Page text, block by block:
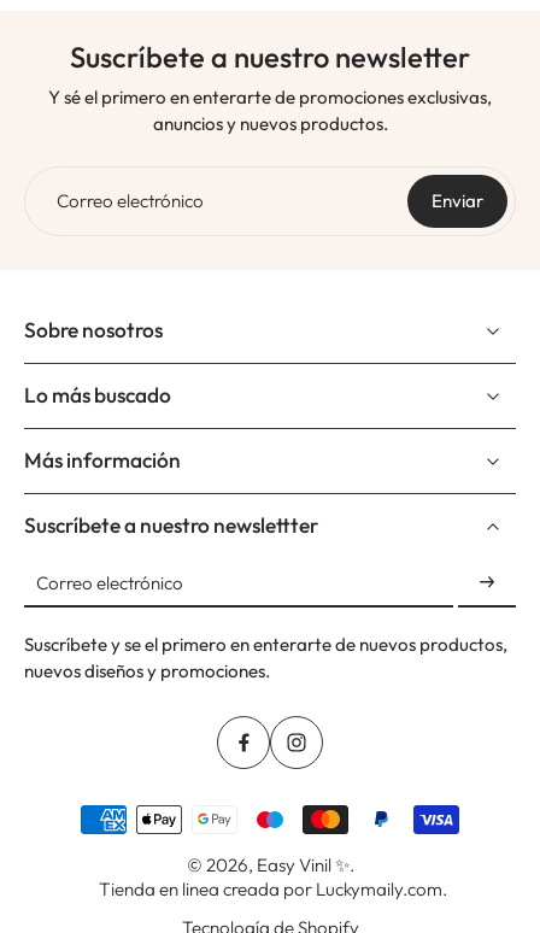
Suscríbete a nuestro newsletter
Y sé el primero en enterarte de promociones exclusivas,
anuncios y nuevos productos.
Correo electrónico Enviar
Sobre nosotros
Lo más buscado
Más información
Suscríbete a nuestro newslettter
Correo electrónico
Suscríbete y se el primero en enterarte de nuevos productos,
nuevos diseños y promociones.
© 2026, Easy Vinil ✨.
Tienda en linea creada por Luckymaily.com.
Tecnología de Shopify